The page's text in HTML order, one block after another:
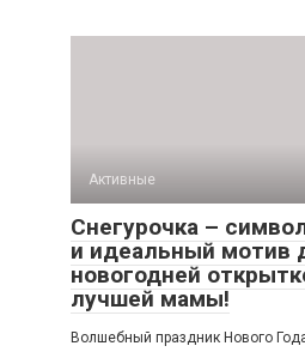
Активные
Снегурочка –
и идеальный мотив
новогодней
лучшей мамы!
Волшебный праздник Нового